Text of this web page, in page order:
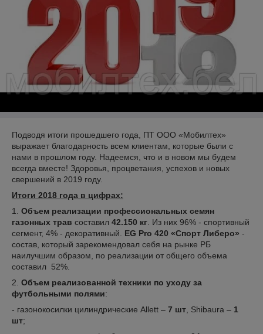
Подводя итоги прошедшего года, ПТ ООО «Мобилтех»
выражает благодарность всем клиентам, которые были с
нами в прошлом году. Надеемся, что и в новом мы будем
всегда вместе! Здоровья, процветания, успехов и новых
свершений в 2019 году.
Итоги 2018 года в цифрах:
1. Объем реализации профессиональных семян
газонных трав составил 42.150 кг . Из них 96% - спортивный
сегмент, 4% - декоративный. EG Pro 420 «Спорт Либеро» -
состав, который зарекомендовал себя на рынке РБ
наилучшим образом, по реализации от общего объема
составил 52%.
2. Объем реализованной техники по уходу за
футбольными полями:
- газонокосилки цилиндрические Allett – 7 шт , Shibaura – 1
шт;